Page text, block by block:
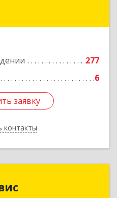
277
6
заявку
контакты
Курган г, М.Горького
заявку